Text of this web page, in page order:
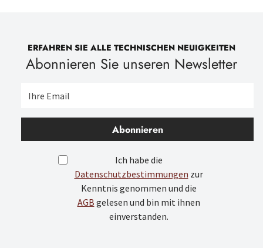
ERFAHREN SIE ALLE TECHNISCHEN NEUIGKEITEN
Abonnieren Sie unseren Newsletter
Abonnieren
Ich habe die
Datenschutzbestimmungen zur
Kenntnis genommen und die
AGB gelesen und bin mit ihnen
einverstanden.